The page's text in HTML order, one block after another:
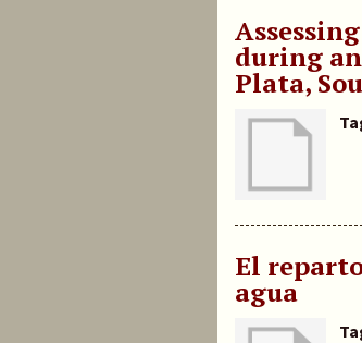
during
Plata,
El
agua